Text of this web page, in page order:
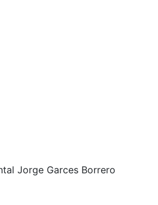
Jorge Garces Borrero